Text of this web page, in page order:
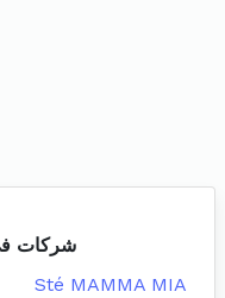
شركات
Sté MAMMA MIA